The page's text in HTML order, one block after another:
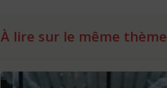
À lire sur le même thème